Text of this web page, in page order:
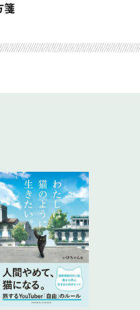
する
つの考え方
気持ちを遠ざける
する
を刺激する
マートフォン」から離れ
しまう」のも一つの方法
む
が正解
しい」は思考を止める
やりにでも「笑う」
でもいいので「運動」す
箋
なくてもいい
スコントロールのコツ